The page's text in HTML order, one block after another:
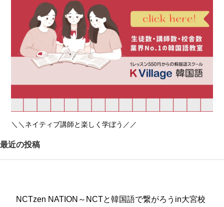
＼＼ネイティブ講師と楽しく学ぼう／／
最近の投稿
NCTzen NATION～NCTと韓国語で繋がろうin大宮校